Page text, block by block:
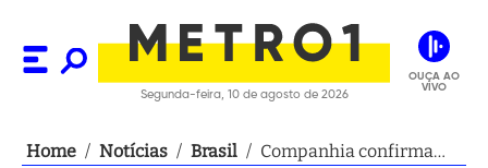
Segunda-feira, 10 de agosto de 2026
OUÇA AO
VIVO
Home / Notícias / Brasil / Companhia confirma